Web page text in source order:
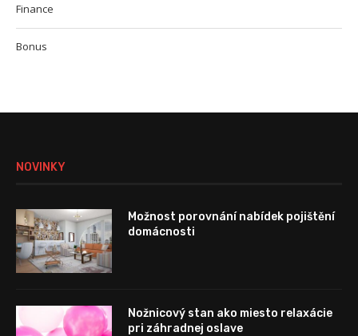
Finance
Bonus
NOVINKY
Možnost porovnání nabídek pojištění
domácnosti
Nožnicový stan ako miesto relaxácie
pri záhradnej oslave